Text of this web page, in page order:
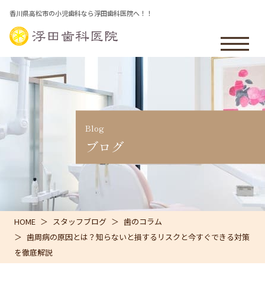
香川県高松市の小児歯科なら浮田歯科医院へ！！
Blog
ブログ
HOME スタッフブログ
歯のコラム
歯周病の原因とは？知らないと損するリスクと今すぐできる対策
を徹底解説